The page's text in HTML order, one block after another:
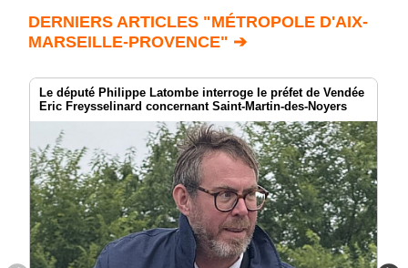
DERNIERS ARTICLES "MÉTROPOLE D'AIX-
MARSEILLE-PROVENCE" ➔
Le député Philippe Latombe interroge le préfet de Vendée
Eric Freysselinard concernant Saint-Martin-des-Noyers